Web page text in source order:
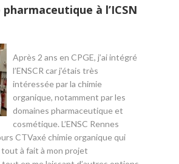
à l’ICSN
Après 2 ans en CPGE, j’ai intégré
l’ENSCR car j’étais très
intéressée par la chimie
organique, notamment par les
domaines pharmaceutique et
cosmétique. L’ENSC Rennes
CTVaxé chimie organique qui
à fait à mon projet